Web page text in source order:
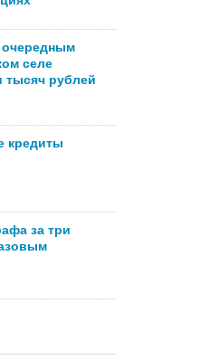
очередным
селе
тысяч рублей
кредиты
за три